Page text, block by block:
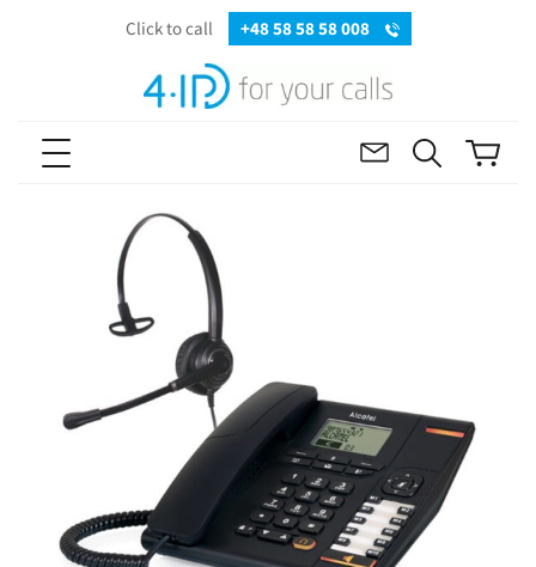
Click to call +48 58 58 58 008